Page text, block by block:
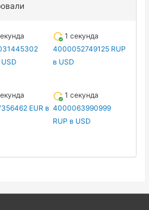
1 секунда
4000052749125 RUP
в USD
EUR в
1 секунда
4000063990999
RUP в USD